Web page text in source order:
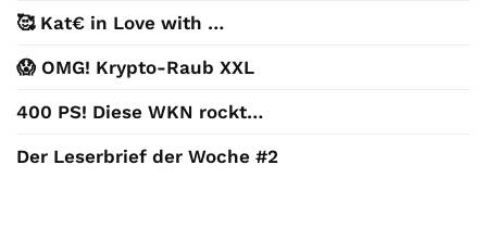
🥰 Kat€ in Love with …
😱 OMG! Krypto-Raub XXL
400 PS! Diese WKN rockt…
Der Leserbrief der Woche #2